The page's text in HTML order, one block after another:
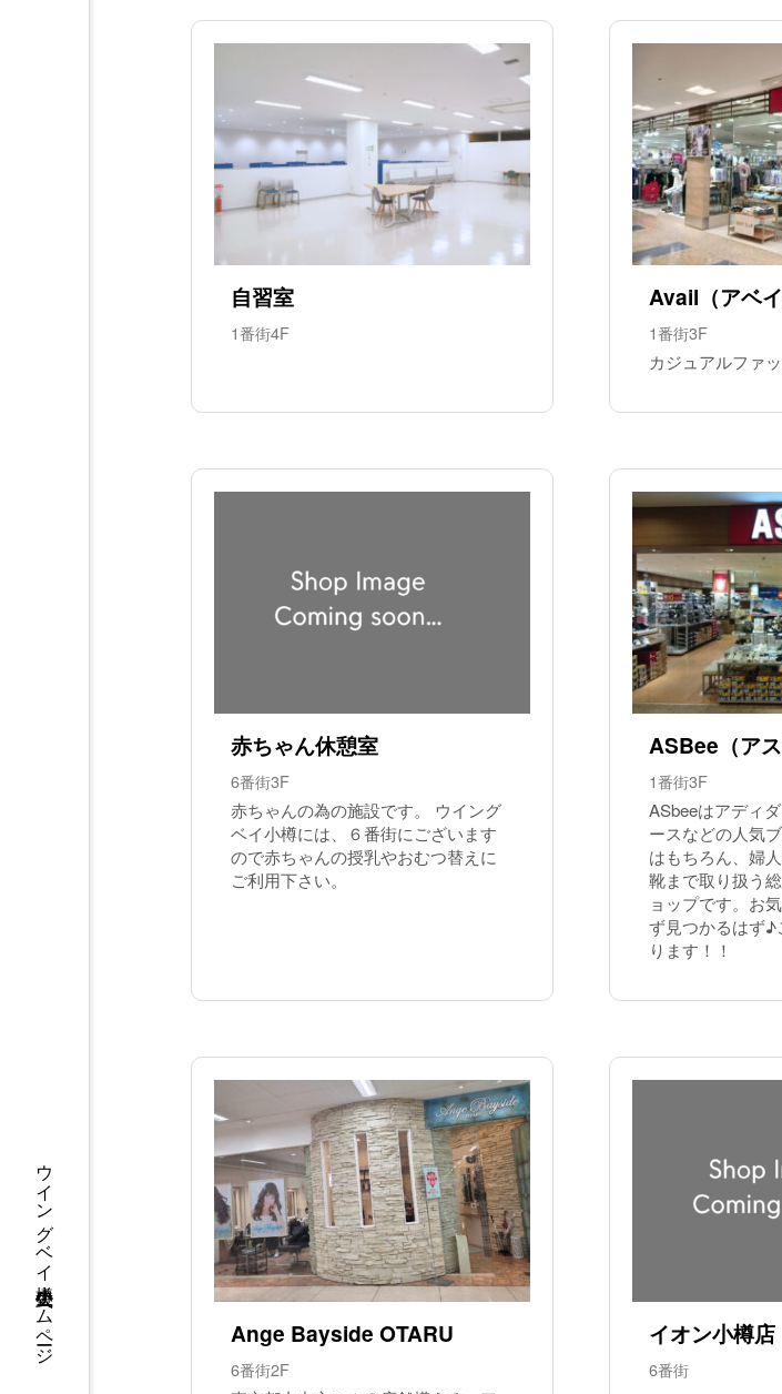
ウイングベイ小樽 公式ホームページ
自習室
1番街4F
Avail（アベイ
1番街3F
カジュアルファ
赤ちゃん休憩室
6番街3F
赤ちゃんの為の施設です。 ウイング
ベイ小樽には、６番街にございます
ので赤ちゃんの授乳やおむつ替えに
ご利用下さい。
ASBee（アス
1番街3F
ASbeeはアディ
ースなどの人気
はもちろん、婦
靴まで取り扱う
ョップです。お
ず見つかるはず♪
ります！！
Ange Bayside OTARU
6番街2F
イオン小樽店
6番街